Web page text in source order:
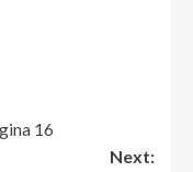
16
Next: